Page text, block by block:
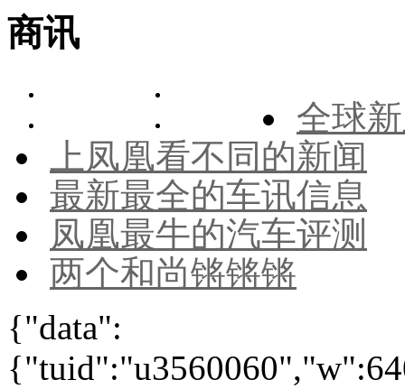
商讯
全球
上凤凰看不同的新闻
最新最全的车讯信息
凤凰最牛的汽车评测
两个和尚锵锵锵
{"data":